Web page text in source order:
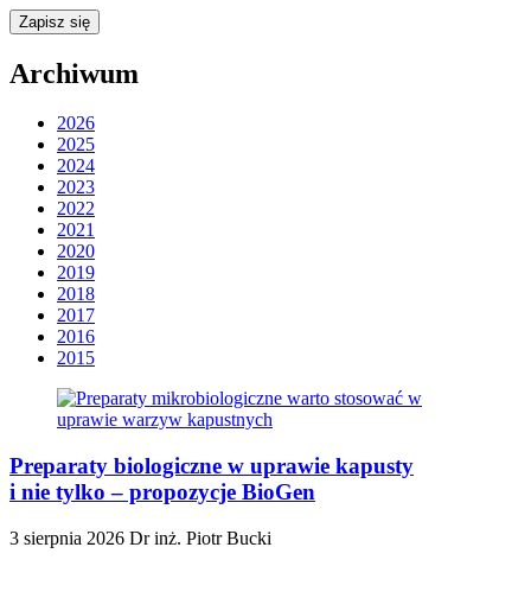
Archiwum
2026
2025
2024
2023
2022
2021
2020
2019
2018
2017
2016
2015
Preparaty biologiczne w uprawie kapusty
i nie tylko – propozycje BioGen
3 sierpnia 2026 Dr inż. Piotr Bucki